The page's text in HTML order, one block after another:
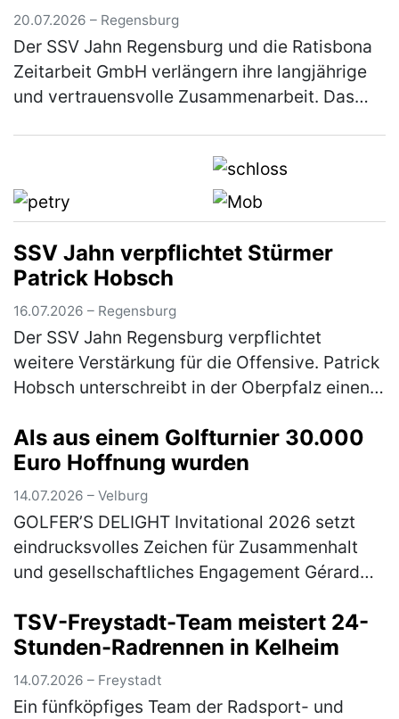
20.07.2026 – Regensburg
Der SSV Jahn Regensburg und die Ratisbona
Zeitarbeit GmbH verlängern ihre langjährige
und vertrauensvolle Zusammenarbeit. Das
SSV Jahn verpflichtet Stürmer
Patrick Hobsch
16.07.2026 – Regensburg
Der SSV Jahn Regensburg verpflichtet
weitere Verstärkung für die Offensive. Patrick
Hobsch unterschreibt in der Oberpfalz einen
31-Jährige beim TSV 1860 Mün… (mehr)
Als aus einem Golfturnier 30.000
Euro Hoffnung wurden
14.07.2026 – Velburg
GOLFER’S DELIGHT Invitational 2026 setzt
eindrucksvolles Zeichen für Zusammenhalt
und gesellschaftliches Engagement Gérard
Pawlewitz (1. Vorsitzender Go…(mehr)
TSV-Freystadt-Team meistert 24-
Stunden-Radrennen in Kelheim
14.07.2026 – Freystadt
Ein fünfköpfiges Team der Radsport- und